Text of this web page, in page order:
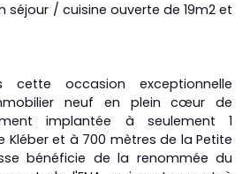
séjour / cuisine ouverte de 19m2 et
cette occasion exceptionnelle
neuf en plein cœur de
implantée à seulement 1
Kléber et à 700 mètres de la Petite
bénéficie de la renommée du